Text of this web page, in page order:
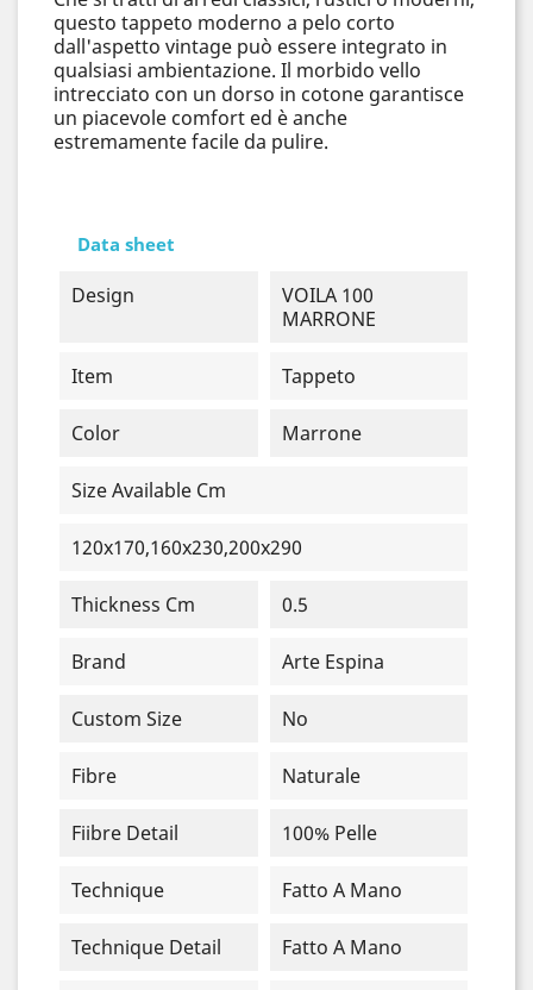
questo tappeto moderno a pelo corto
dall'aspetto vintage può essere integrato in
qualsiasi ambientazione. Il morbido vello
intrecciato con un dorso in cotone garantisce
un piacevole comfort ed è anche
estremamente facile da pulire.
Data sheet
Design
VOILA 100
MARRONE
Item Tappeto
Color Marrone
Size Available Cm
120x170,160x230,200x290
Thickness Cm 0.5
Brand Arte Espina
Custom Size No
Fibre Naturale
Fiibre Detail 100% Pelle
Technique Fatto A Mano
Technique Detail Fatto A Mano